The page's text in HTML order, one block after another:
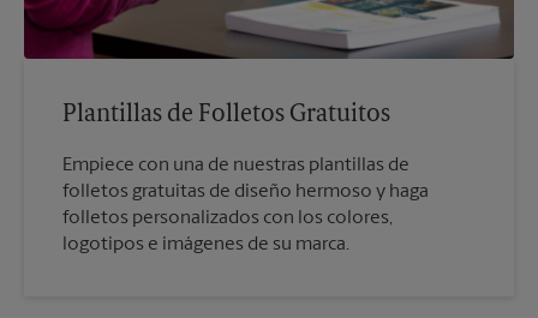
Plantillas de Folletos Gratuitos
Empiece con una de nuestras plantillas de
folletos gratuitas de diseño hermoso y haga
folletos personalizados con los colores,
logotipos e imágenes de su marca.